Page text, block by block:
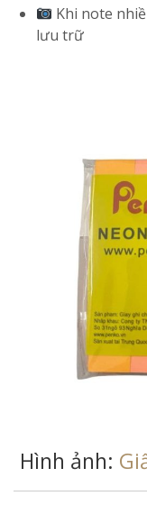
Khi note
lưu trữ
Hình ảnh: